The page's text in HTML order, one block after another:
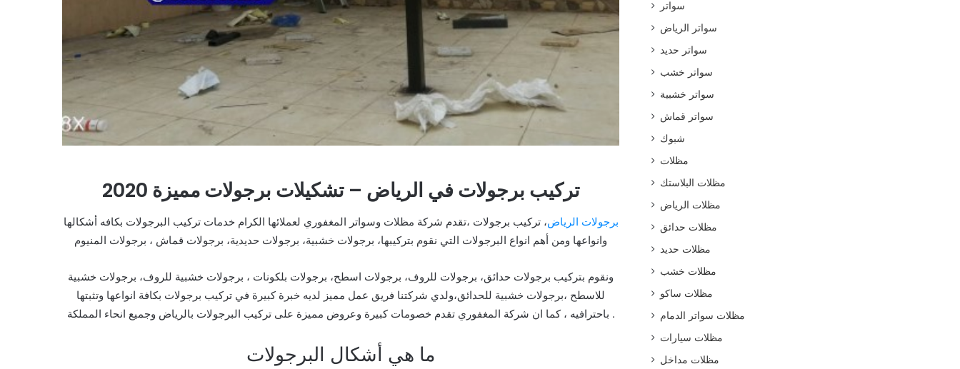
تركيب برجولات في الرياض – تشكيلات برجولات مميزة 2020
برجولات الرياض، تركيب برجولات ،تقدم شركة مظلات وسواتر المغفوري لعملائها الكرام خدمات تركيب البرجولات بكافه أشكالها
وانواعها ومن أهم انواع البرجولات التي نقوم بتركيبها، برجولات خشبية، برجولات حديدية، برجولات قماش ، برجولات المنيوم
ونقوم بتركيب برجولات حدائق، برجولات للروف، برجولات اسطح، برجولات بلكونات ، برجولات خشبية للروف، برجولات خشبية
للاسطح ،برجولات خشبية للحدائق،ولدي شركتنا فريق عمل مميز لديه خبرة كبيرة في تركيب برجولات بكافة انواعها وتثبتها
باحترافيه ، كما ان شركة المغفوري تقدم خصومات كبيرة وعروض مميزة على تركيب البرجولات بالرياض وجميع انحاء المملكة .
ما هي أشكال البرجولات
سواتر
سواتر الرياض
سواتر حديد
سواتر خشب
سواتر خشبية
سواتر قماش
شبوك
مظلات
مظلات البلاستك
مظلات الرياض
مظلات حدائق
مظلات حديد
مظلات خشب
مظلات ساكو
مظلات سواتر الدمام
مظلات سيارات
مظلات مداخل